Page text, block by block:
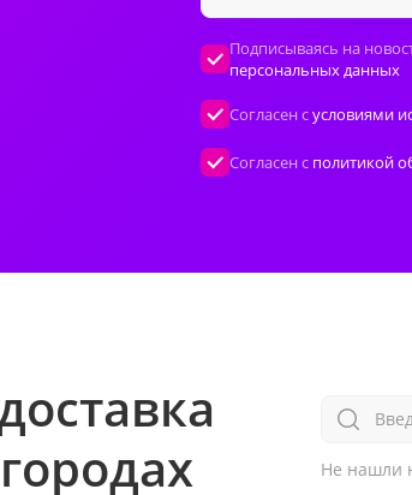
Подписываясь на
персональных данных
Согласен сусловиями
Согласен с политикой
Не нашли